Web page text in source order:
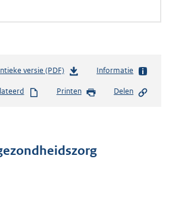
versie (PDF)b
s
d
s
Informatie
Printen Delen